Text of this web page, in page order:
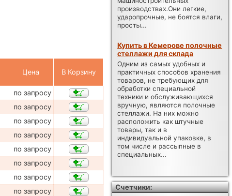
Цена В Корзину
по запросу
по запросу
по запросу
по запросу
по запросу
по запросу
по запросу
по запросу
производствах.Они легкие,
ударопрочные, не боятся влаги,
просты...
Купить в Кемерове полочные
стеллажи для склада
Одним из самых удобных и
практичных способов хранения
товаров, не требующих для
обработки специальной
техники и обслуживающихся
вручную, являются полочные
стеллажи. На них можно
расположить как штучные
товары, так и в
индивидуальной упаковке, в
том числе и рассыпные в
специальных...
Счетчики: